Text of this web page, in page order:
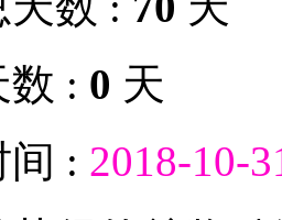
: 0 天
间 : 2018-10-